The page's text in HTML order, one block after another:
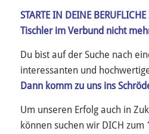
STARTE IN DEINE
Tischler im Verbund nicht
Du bist auf der Suche nach
interessanten und
Dann komm zu uns ins
Um unseren Erfolg auch in
können suchen wir DICH zum